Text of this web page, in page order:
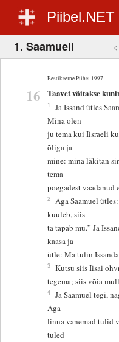
Piibel.NET
1. Saamueli <
Eestikeelne Piibel 1997
16 Taavet võitakse
1
Ja Issand ütles
Mina olen
ju tema kui Iisraeli
õliga ja
mine: mina läkitan
tema
poegadest vaadanud
2 Aga Saamuel
kuuleb, siis
ta tapab mu.” Ja
kaasa ja
ütle: Ma tulin
3 Kutsu siis Iisai
tegema; siis võia
4 Ja Saamuel tegi,
Aga
linna vanemad tulid
tuled